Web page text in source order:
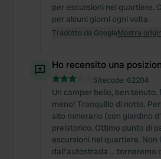
per escursioni nel quartiere.
per alcuni giorni ogni volta.
Tradotto da GoogleMostra
Ho recensito una
Sitecode: 62204
Un camper bello, ben tenuto.
meno! Tranquillo di notte.
sito minerario (con giardino
preistorico. Ottimo punto di
escursioni nel quartiere. Non
dall'autostrada ... torneremo